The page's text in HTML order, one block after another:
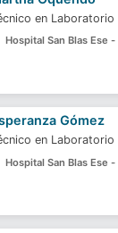
en Laboratorio
Hospital San Blas Ese -
Gómez
en Laboratorio
Hospital San Blas Ese -